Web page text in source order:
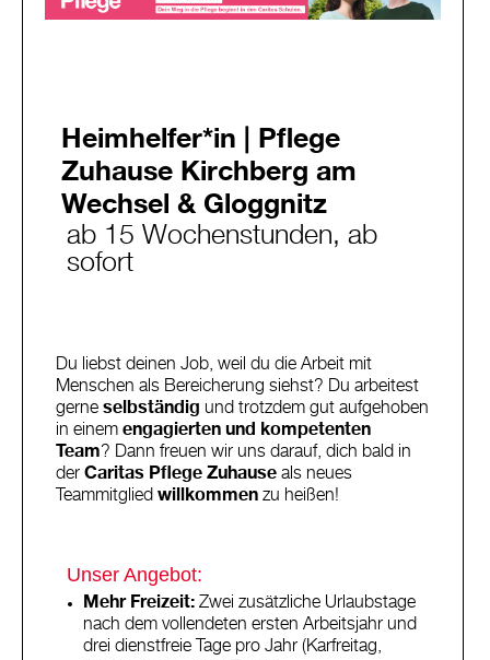
Heimhelfer*in | Pflege
Zuhause Kirchberg am
Wechsel & Gloggnitz
ab 15 Wochenstunden, ab
sofort
Du liebst deinen Job, weil du die Arbeit mit
Menschen als Bereicherung siehst? Du arbeitest
gerne selbständig und trotzdem gut aufgehoben
in einem engagierten und kompetenten
Team ? Dann freuen wir uns darauf, dich bald in
der Caritas Pflege Zuhause als neues
Teammitglied willkommen zu heißen!
Unser Angebot:
Mehr Freizeit: Zwei zusätzliche Urlaubstage
nach dem vollendeten ersten Arbeitsjahr und
drei dienstfreie Tage pro Jahr (Karfreitag,